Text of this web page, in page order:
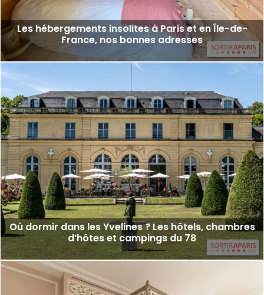
Les hébergements insolites à Paris et en Île-de-
France, nos bonnes adresses
Où dormir dans les Yvelines ? Les hôtels, chambres
d’hôtes et campings du 78